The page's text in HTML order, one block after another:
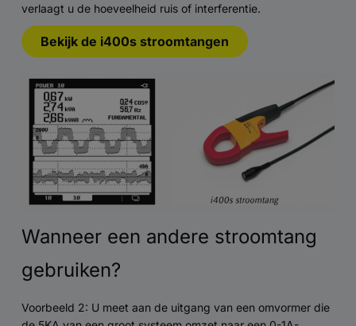
verlaagt u de hoeveelheid ruis of interferentie.
Bekijk de i400s stroomtangen
Wanneer een andere stroomtang
gebruiken?
Voorbeeld 2: U meet aan de uitgang van een omvormer die